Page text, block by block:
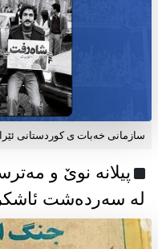
سازمانی خەبات ی كوردستانی
پیلانە نوێ و
لە سەردەشت